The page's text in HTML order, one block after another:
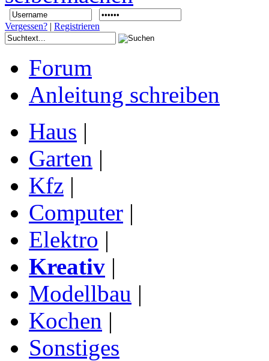
Vergessen? | Registrieren
Forum
Anleitung schreiben
Haus |
Garten |
Kfz |
Computer |
Elektro |
Kreativ |
Modellbau |
Kochen |
Sonstiges